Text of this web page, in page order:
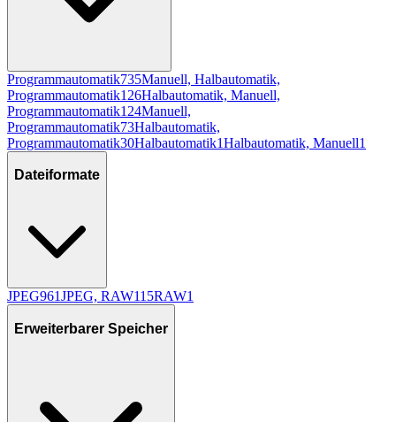
Programmautomatik735Manuell, Halbautomatik,
Programmautomatik126Halbautomatik, Manuell,
Programmautomatik124Manuell,
Programmautomatik73Halbautomatik,
Programmautomatik30Halbautomatik1Halbautomatik, Manuell1
Dateiformate
JPEG961JPEG, RAW115RAW1
Erweiterbarer Speicher